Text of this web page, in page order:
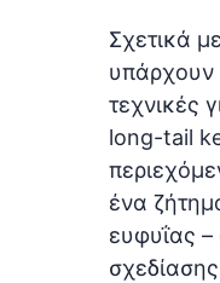
Σχετικά
υπάρχουν
τεχνικές
long-tail
ένα
ευφυΐας –